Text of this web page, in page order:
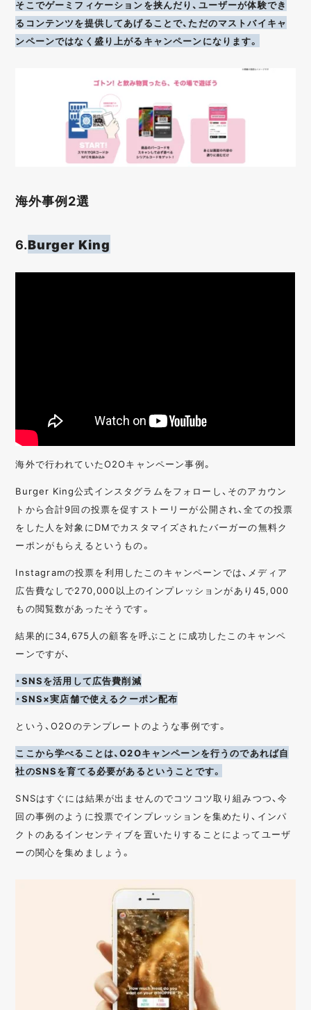
そこでゲーミフィケーションを挟んだり、ユーザーが体験でき
るコンテンツを提供してあげることで、ただのマストバイキャ
ンペーンではなく盛り上がるキャンペーンになります。
海外事例2選
6.Burger King
海外で行われていたO2Oキャンペーン事例。
Burger King公式インスタグラムをフォローし、そのアカウン
トから合計9回の投票を促すストーリーが公開され、全ての投票
をした人を対象にDMでカスタマイズされたバーガーの無料ク
ーポンがもらえるというもの。
Instagramの投票を利用したこのキャンペーンでは、メディア
広告費なしで270,000以上のインプレッションがあり45,000
もの閲覧数があったそうです。
結果的に34,675人の顧客を呼ぶことに成功したこのキャンペ
ーンですが、
・SNSを活用して広告費削減
・SNS×実店舗で使えるクーポン配布
という、O2Oのテンプレートのような事例です。
ここから学べることは、O2Oキャンペーンを行うのであれば自
社のSNSを育てる必要があるということです。
SNSはすぐには結果が出ませんのでコツコツ取り組みつつ、今
回の事例のように投票でインプレッションを集めたり、インパ
クトのあるインセンティブを置いたりすることによってユーザ
ーの関心を集めましょう。